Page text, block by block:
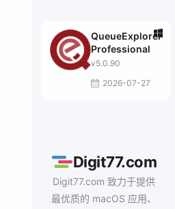
QueueExplorer
Professional
v5.0.90
2026-07-27
Digit77.com
Digit77.com 致力于提供
最优质的 macOS 应用、